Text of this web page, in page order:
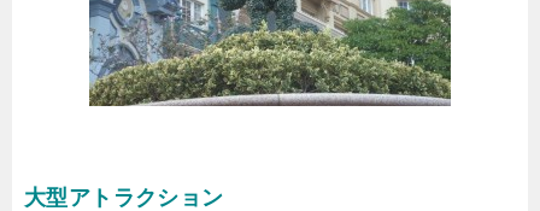
大型アトラクション